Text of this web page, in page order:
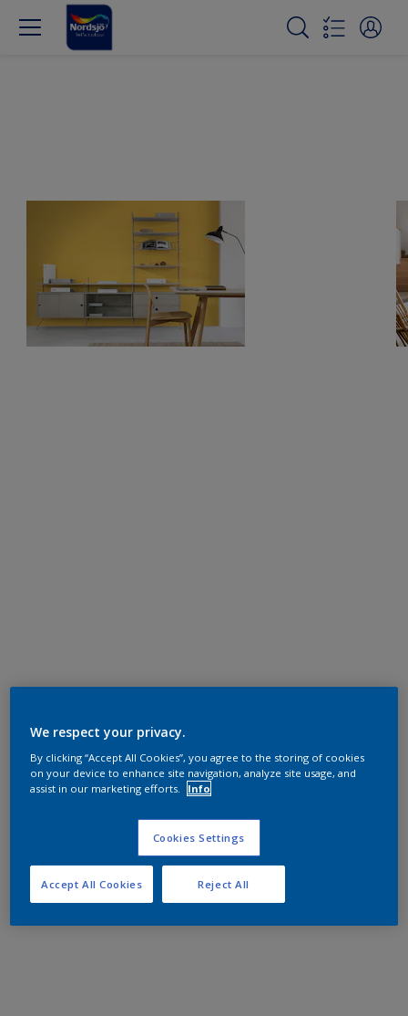
We respect your privacy.
By clicking “Accept All Cookies”, you agree to the storing of cookies
on your device to enhance site navigation, analyze site usage, and
assist in our marketing efforts.
Info
Cookies Settings
Reject All
Accept All Cookies